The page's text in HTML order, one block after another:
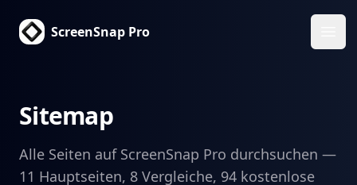
ScreenSnap Pro
Sitemap
Alle Seiten auf ScreenSnap Pro durchsuchen —
11 Hauptseiten, 8 Vergleiche, 94 kostenlose